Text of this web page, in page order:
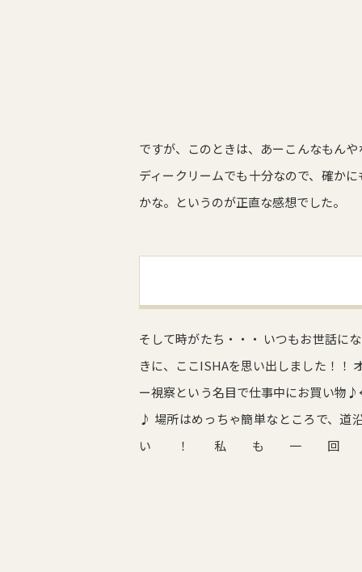
ですが、このときは、あーこんなもん
ディークリームでも十分なので、確か
かな。というのが正直な感想でした。
そして時がたち・・・ いつもお世話に
きに、ここISHAを思い出しました！！
ー視察という名目で仕事中にお買い物
♪ 場所はめっちゃ簡単なところで、道
い！私も一